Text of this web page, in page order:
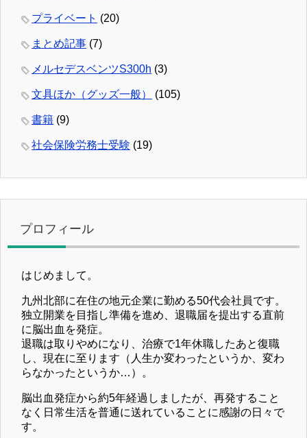
プライベート (20)
まとめ記事 (7)
メルセデスベンツS300h (3)
文具ほか（グッズ一般） (105)
書籍 (9)
社会保険労務士受験 (19)
プロフィール
はじめまして。
九州北部に在住の地元企業に勤める50代会社員です。
独立開業を目指し準備を進め、退職届を提出する直前
に脳出血を発症。
退職は取りやめになり、治療で1年休職したあと復職
し、現在に至ります（人生か変わったというか、変わ
らなかったというか…）。
脳出血発症から約5年経過しましたが、再発すること
なく日常生活を普通に送れていることに感謝の日々で
す。